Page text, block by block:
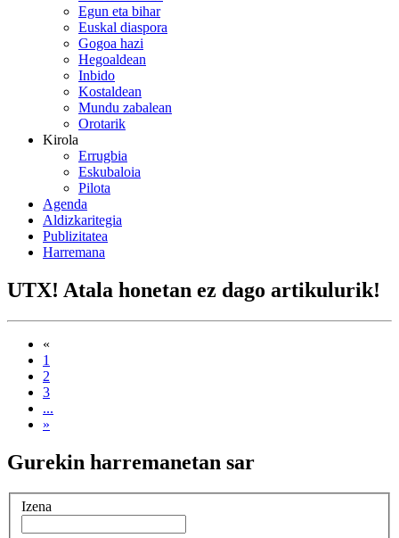
Egun eta bihar
Euskal diaspora
Gogoa hazi
Hegoaldean
Inbido
Kostaldean
Mundu zabalean
Orotarik
Kirola
Errugbia
Eskubaloia
Pilota
Agenda
Aldizkaritegia
Publizitatea
Harremana
UTX! Atala honetan ez dago artikulurik!
«
1
2
3
...
»
Gurekin harremanetan sar
Izena